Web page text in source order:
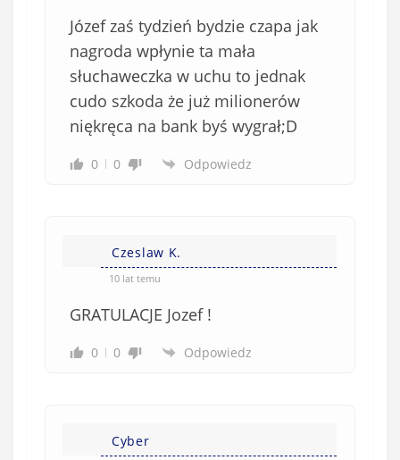
Józef zaś tydzień bydzie czapa jak
nagroda wpłynie ta mała
słuchaweczka w uchu to jednak
cudo szkoda że już milionerów
niękręca na bank byś wygrał;D
0 0 Odpowiedz
Czeslaw K.
10 lat temu
GRATULACJE Jozef !
0 0 Odpowiedz
Cyber